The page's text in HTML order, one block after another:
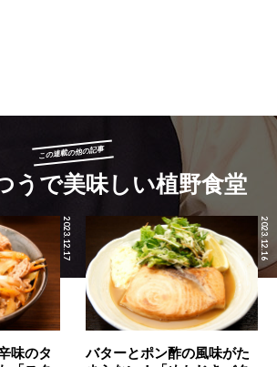
この連載の他の記事
うで美味しい植野食堂
2023.12.17
味のタ
2023.12.16
バターとポン酢の風味がた